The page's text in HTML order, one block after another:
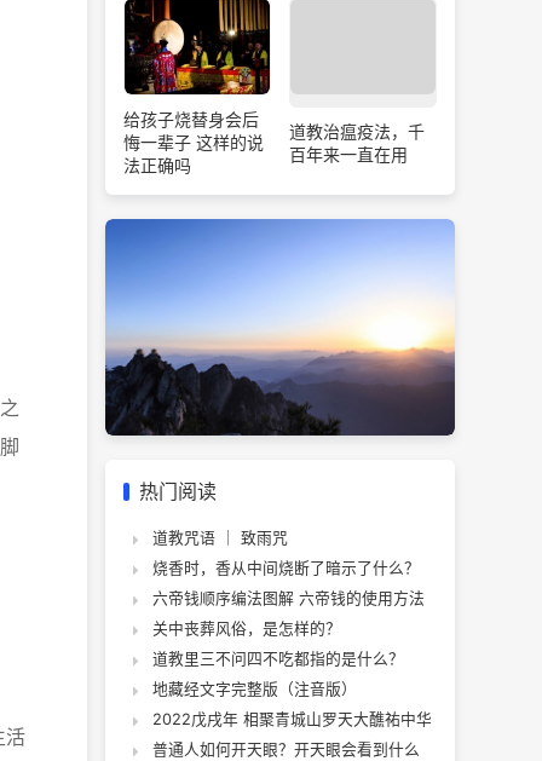
活
给孩子烧替身会后
悔一辈子 这样的说
法正确吗
道教治瘟疫法，千
百年来一直在用
热门阅读
道教咒语 ｜ 致雨咒
烧香时，香从中间烧断了暗示了什么？
六帝钱顺序编法图解 六帝钱的使用方法
关中丧葬风俗，是怎样的？
道教里三不问四不吃都指的是什么？
地藏经文字完整版（注音版）
2022戊戌年 相聚青城山罗天大醮祐中华
普通人如何开天眼？开天眼会看到什么